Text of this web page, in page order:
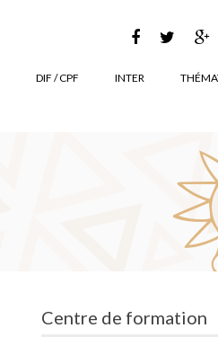
DIF / CPF INTER
Centre de formation